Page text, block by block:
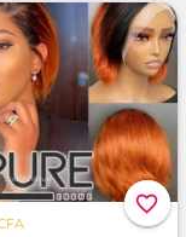
favorite_border